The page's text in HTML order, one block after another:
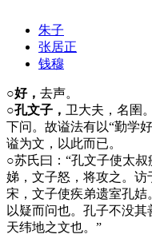
朱子
张居正
钱穆
○好， 去声。
○孔文子， 卫大夫，名圉
下问。故谥法有以“勤学
谥为文，以此而已。
○苏氏曰：“孔文子使太
娣，文子怒，将攻之。
宋，文子使疾弟遗室孔
以疑而问也。孔子不没
天纬地之文也。”